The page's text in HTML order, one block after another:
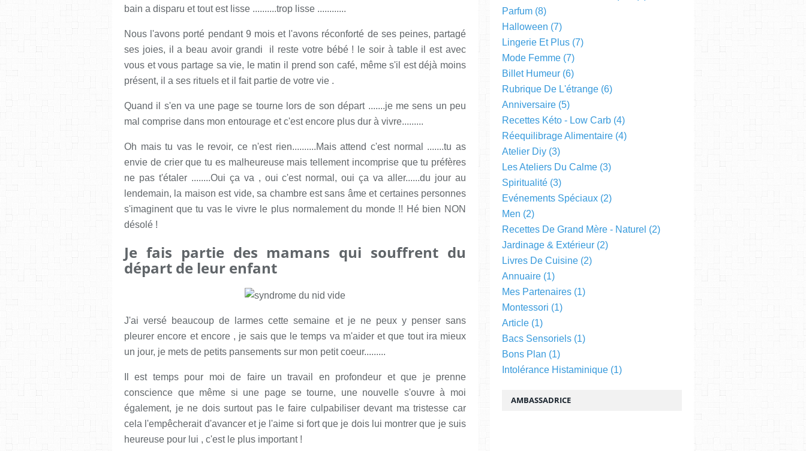
bain a disparu et tout est lisse ..........trop lisse ............
Nous l'avons porté pendant 9 mois et l'avons réconforté de ses peines, partagé
ses joies, il a beau avoir grandi il reste votre bébé ! le soir à table il est avec
vous et vous partage sa vie, le matin il prend son café, même s'il est déjà moins
présent, il a ses rituels et il fait partie de votre vie .
Quand il s'en va une page se tourne lors de son départ .......je me sens un peu
mal comprise dans mon entourage et c'est encore plus dur à vivre.........
Oh mais tu vas le revoir, ce n'est rien..........Mais attend c'est normal .......tu as
envie de crier que tu es malheureuse mais tellement incomprise que tu préfères
ne pas t'étaler ........Oui ça va , oui c'est normal, oui ça va aller......du jour au
lendemain, la maison est vide, sa chambre est sans âme et certaines personnes
s'imaginent que tu vas le vivre le plus normalement du monde !! Hé bien NON
désolé !
Je fais partie des mamans qui souffrent du
départ de leur enfant
J'ai versé beaucoup de larmes cette semaine et je ne peux y penser sans
pleurer encore et encore , je sais que le temps va m'aider et que tout ira mieux
un jour, je mets de petits pansements sur mon petit coeur.........
Il est temps pour moi de faire un travail en profondeur et que je prenne
conscience que même si une page se tourne, une nouvelle s'ouvre à moi
également, je ne dois surtout pas le faire culpabiliser devant ma tristesse car
cela l'empêcherait d'avancer et je l'aime si fort que je dois lui montrer que je suis
heureuse pour lui , c'est le plus important !
Parfum (8)
Halloween (7)
Lingerie Et Plus (7)
Mode Femme (7)
Billet Humeur (6)
Rubrique De L'étrange (6)
Anniversaire (5)
Recettes Kéto - Low Carb (4)
Réequilibrage Alimentaire (4)
Atelier Diy (3)
Les Ateliers Du Calme (3)
Spiritualité (3)
Evénements Spéciaux (2)
Men (2)
Recettes De Grand Mère - Naturel (2)
Jardinage & Extérieur (2)
Livres De Cuisine (2)
Annuaire (1)
Mes Partenaires (1)
Montessori (1)
Article (1)
Bacs Sensoriels (1)
Bons Plan (1)
Intolérance Histaminique (1)
AMBASSADRICE